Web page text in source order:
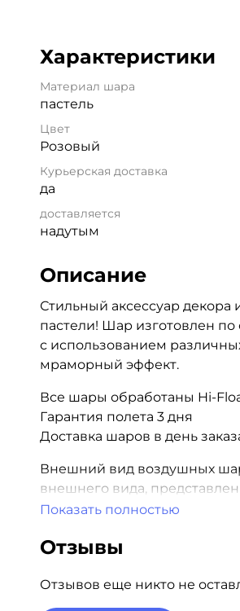
Характеристики
Материал шара
пастель
Цвет
Розовый
Курьерская доставка
да
доставляется
надутым
Описание
Стильный аксессуар
пастели! Шар изготовлен
с использованием
мраморный эффект.
Все шары обработаны Hi-
Гарантия полета 3 дня
Доставка шаров в день
Внешний вид воздушных
внешнего вида,
указана за один надутый
Показать полностью
Отзывы
Отзывов еще никто не